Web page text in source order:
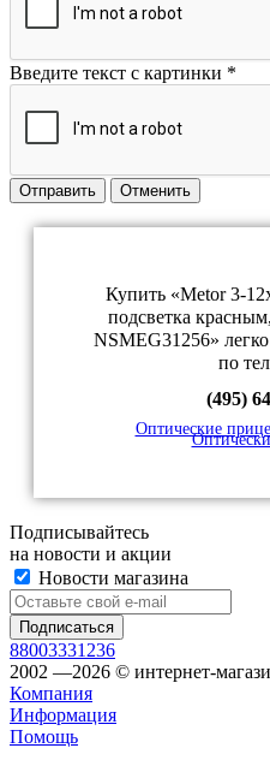
Введите текст с картинки *
Отправить Отменить
Купить «Metor 3-
подсветка
NSMEG31256»
по
(495)
Оптические
Подписывайтесь
на новости и акции
Новости магазина
88003331236
2002 —2026 © интернет-
Компания
Информация
Помощь